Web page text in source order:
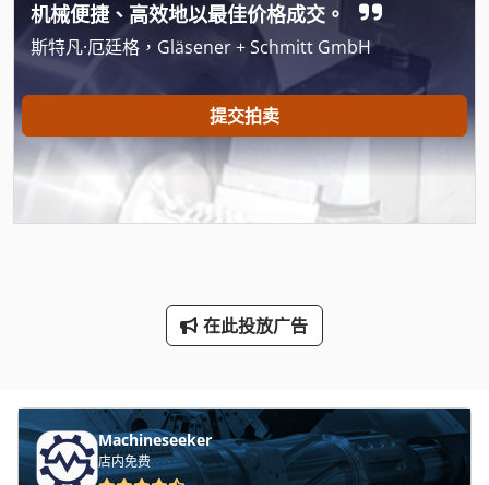
货车
购物 车
车轮
运输
运输 带
机械便捷、高效地以最佳价格成交。
斯特凡·厄廷格，Gläsener + Schmitt GmbH
提交拍卖
在此投放广告
Machineseeker
店内免费